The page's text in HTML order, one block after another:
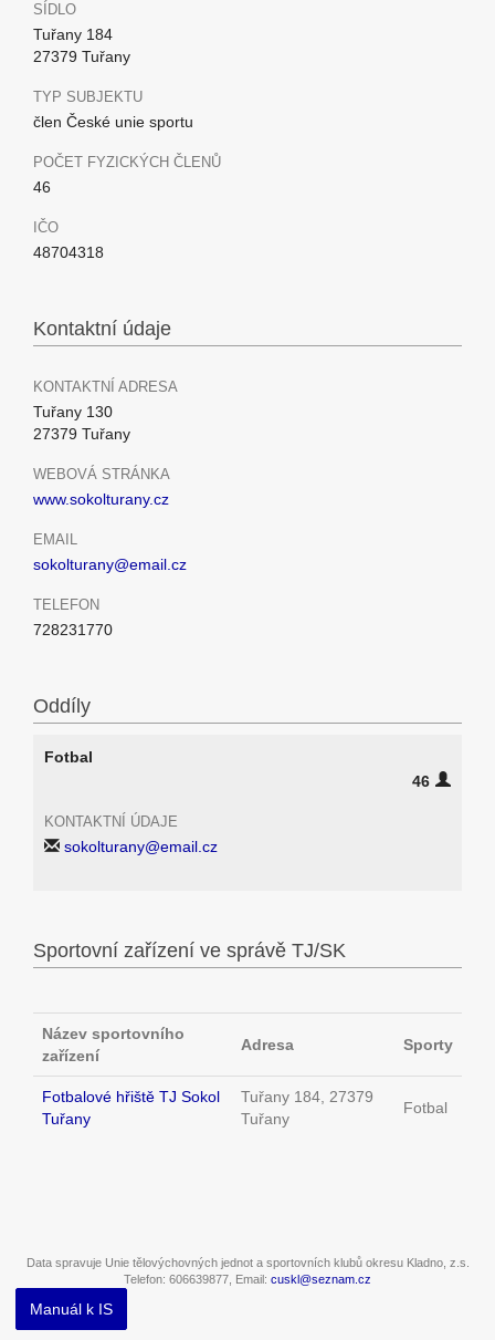
SÍDLO
Tuřany 184
27379 Tuřany
TYP SUBJEKTU
člen České unie sportu
POČET FYZICKÝCH ČLENŮ
46
IČO
48704318
Kontaktní údaje
KONTAKTNÍ ADRESA
Tuřany 130
27379 Tuřany
WEBOVÁ STRÁNKA
www.sokolturany.cz
EMAIL
sokolturany@email.cz
TELEFON
728231770
Oddíly
Fotbal
46
KONTAKTNÍ ÚDAJE
sokolturany@email.cz
Sportovní zařízení ve správě TJ/SK
Název sportovního
zařízení
Adresa Sporty
Fotbalové hřiště TJ Sokol
Tuřany
Tuřany 184, 27379
Tuřany
Fotbal
Data spravuje Unie tělovýchovných jednot a sportovních klubů okresu Kladno, z.s.
Telefon: 606639877, Email: cuskl@seznam.cz
Manuál k IS